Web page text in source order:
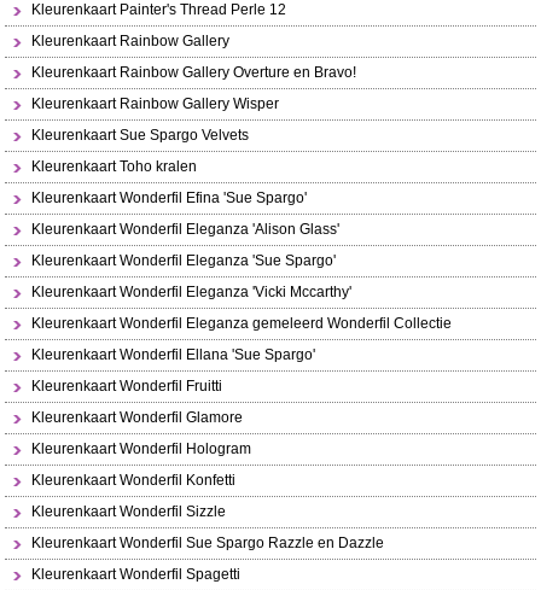
Kleurenkaart Painter's Thread Perle 12
Kleurenkaart Rainbow Gallery
Kleurenkaart Rainbow Gallery Overture en Bravo!
Kleurenkaart Rainbow Gallery Wisper
Kleurenkaart Sue Spargo Velvets
Kleurenkaart Toho kralen
Kleurenkaart Wonderfil Efina 'Sue Spargo'
Kleurenkaart Wonderfil Eleganza 'Alison Glass'
Kleurenkaart Wonderfil Eleganza 'Sue Spargo'
Kleurenkaart Wonderfil Eleganza 'Vicki Mccarthy'
Kleurenkaart Wonderfil Eleganza gemeleerd Wonderfil Collectie
Kleurenkaart Wonderfil Ellana 'Sue Spargo'
Kleurenkaart Wonderfil Fruitti
Kleurenkaart Wonderfil Glamore
Kleurenkaart Wonderfil Hologram
Kleurenkaart Wonderfil Konfetti
Kleurenkaart Wonderfil Sizzle
Kleurenkaart Wonderfil Sue Spargo Razzle en Dazzle
Kleurenkaart Wonderfil Spagetti